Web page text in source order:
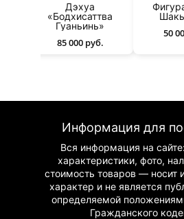
Дэхуа
«Бодхисаттва
Гуаньинь»
85 000 руб.
50
Информация для
Вся информация на
характеристики, фото,
стоимость товаров — носит
характер и не является
определяемой
Гражданского